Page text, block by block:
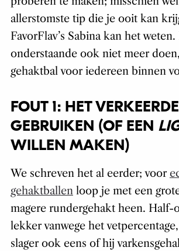
allerstomste tip die je ooit kan
FavorFlav’s Sabina kan het weten.
onderstaande ook niet meer
gehaktbal voor iedereen binnen
FOUT 1: HET
GEBRUIKEN (OF EEN
WILLEN MAKEN)
We schreven het al eerder; voor
gehaktballenloop je met een
magere rundergehakt heen. Half-
lekker vanwege het
slager ook eens of hij